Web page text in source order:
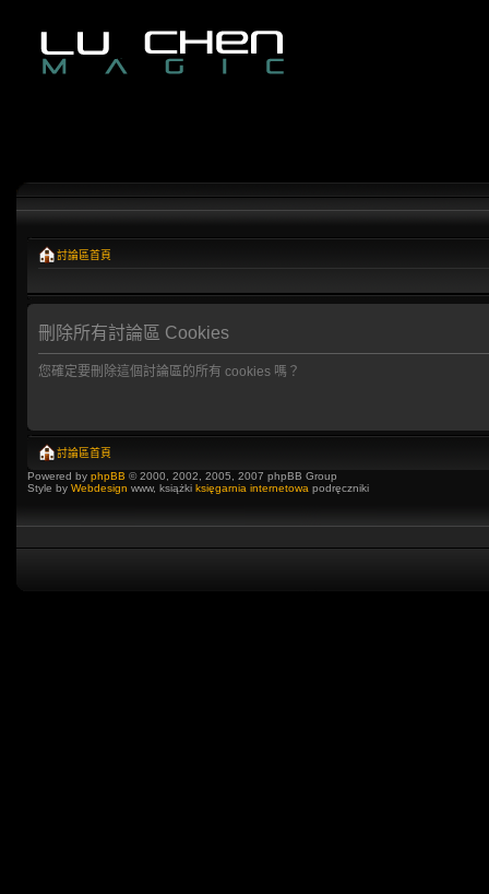
討論區首頁
刪除所有討論區 Cookies
您確定要刪除這個討論區的所有 cookies 嗎？
討論區首頁
Powered by phpBB © 2000, 2002, 2005, 2007 phpBB Group
Style by Webdesign www, książki księgarnia internetowa podręczniki